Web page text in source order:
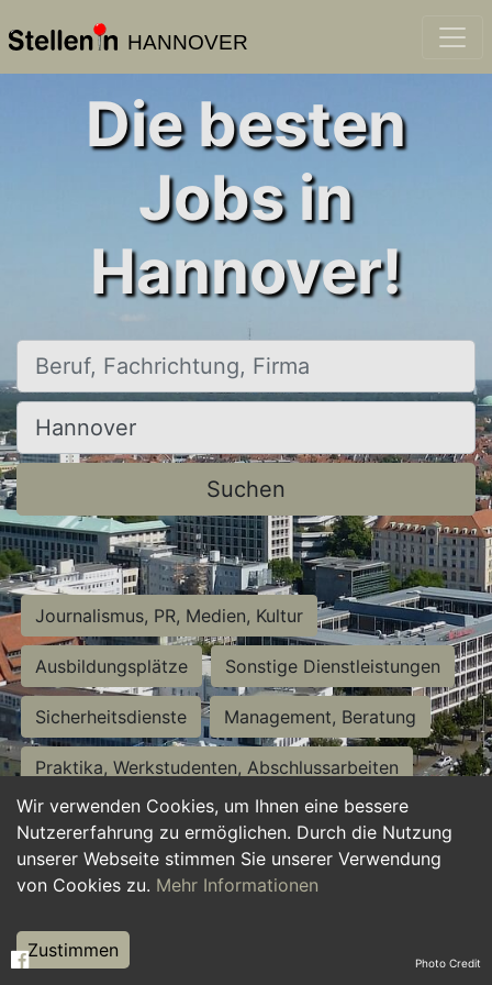
HANNOVER
Wir verwenden Cookies, um Ihnen eine bessere
Nutzererfahrung zu ermöglichen. Durch die Nutzung
unserer Webseite stimmen Sie unserer Verwendung
von Cookies zu. Mehr Informationen
Zustimmen
Die besten
Jobs in
Hannover!
Beruf, Fachrichtung, Firma
Ort, Stadt
Suchen
Journalismus, PR, Medien, Kultur
Ausbildungsplätze Sonstige Dienstleistungen
Sicherheitsdienste Management, Beratung
Praktika, Werkstudenten, Abschlussarbeiten
Personalwesen Assistenz, Sekretariat
Hilfskräfte, Aushilfs- und Nebenjobs
Weiterbildung, Studium, duale Ausbildung Photo Credit